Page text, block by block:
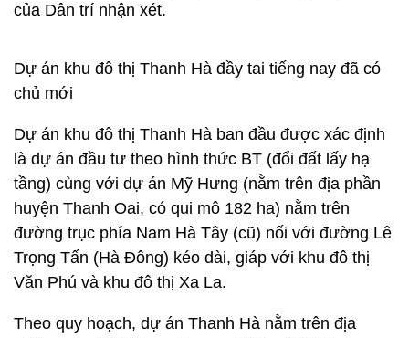
của Dân trí nhận xét.
Dự án khu đô thị Thanh Hà đầy tai tiếng nay đã có
chủ mới
Dự án khu đô thị Thanh Hà ban đầu được xác định
là dự án đầu tư theo hình thức BT (đổi đất lấy hạ
tầng) cùng với dự án Mỹ Hưng (nằm trên địa phần
huyện Thanh Oai, có qui mô 182 ha) nằm trên
đường trục phía Nam Hà Tây (cũ) nối với đường Lê
Trọng Tấn (Hà Đông) kéo dài, giáp với khu đô thị
Văn Phú và khu đô thị Xa La.
Theo quy hoạch, dự án Thanh Hà nằm trên địa